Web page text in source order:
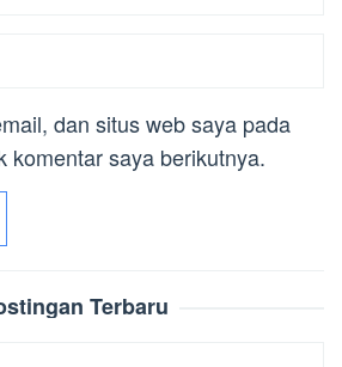
dan situs web saya pada
komentar saya berikutnya.
Terbaru